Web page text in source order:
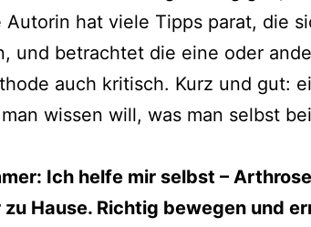
Autorin hat vie­le Tipps parat, die
und betrach­tet die eine oder
auch kri­tisch. Kurz und gut:
wis­sen will, was man selbst
Ich hel­fe mir selbst –
Hause. Richtig bewe­gen und